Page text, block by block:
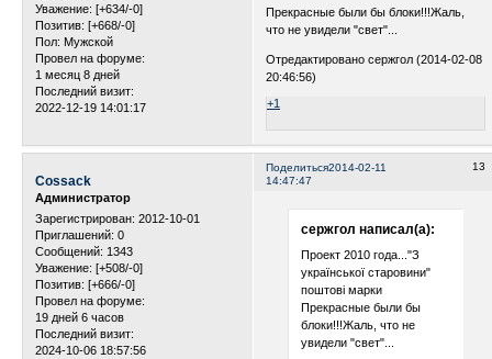
Уважение: [+634/-0]
Позитив: [+668/-0]
Пол: Мужской
Провел на форуме:
1 месяц 8 дней
Последний визит:
2022-12-19 14:01:17
Прекрасные были бы блоки!!!Жаль,
что не увидели "свет"...
Отредактировано сержгол (2014-02-08
20:46:56)
+1
Поделиться 13
2014-02-11
14:47:47
Cossack
Администратор
Зарегистрирован: 2012-10-01
Приглашений: 0
Сообщений: 1343
Уважение: [+508/-0]
Позитив: [+666/-0]
Провел на форуме:
19 дней 6 часов
Последний визит:
2024-10-06 18:57:56
сержгол написал(а):
Проект 2010 года..."З
української старовини"
поштові марки
Прекрасные были бы
блоки!!!Жаль, что не
увидели "свет"...